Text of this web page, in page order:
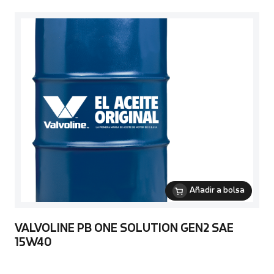
Añadir a bolsa
VALVOLINE PB ONE SOLUTION GEN2 SAE
15W40